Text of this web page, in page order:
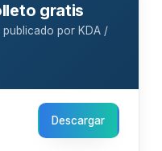
gratis
publicado por KDA /
Descargar